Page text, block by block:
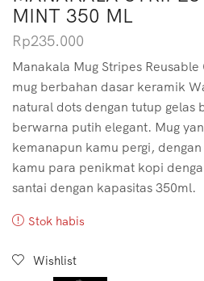
MINT 350 ML
Rp235.000
Manakala Mug Stripes
mug berbahan dasar keramik
natural dots dengan tutup gelas
berwarna putih elegant. Mug
kemanapun kamu pergi,
kamu para penikmat kopi
santai dengan kapasitas 350ml.
Stok habis
Wishlist